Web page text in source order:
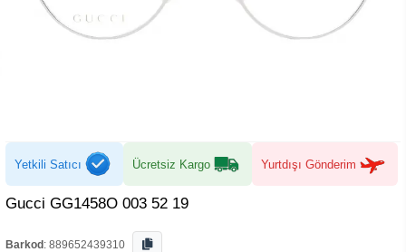
Yetkili Satıcı Ücretsiz Kargo Yurtdışı Gönderim
Gucci GG1458O 003 52 19
Barkod : 889652439310